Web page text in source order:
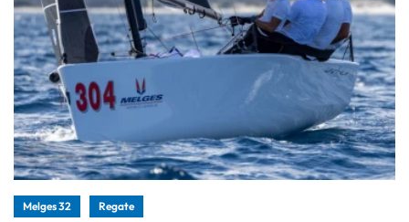
Melges 32 Regate